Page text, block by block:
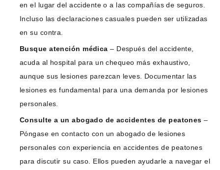
en el lugar del accidente o a las compañías de seguros.
Incluso las declaraciones casuales pueden ser utilizadas
en su contra.
Busque atención médica – Después del accidente,
acuda al hospital para un chequeo más exhaustivo,
aunque sus lesiones parezcan leves. Documentar las
lesiones es fundamental para una demanda por lesiones
personales.
Consulte a un abogado de accidentes de peatones –
Póngase en contacto con un abogado de lesiones
personales con experiencia en accidentes de peatones
para discutir su caso. Ellos pueden ayudarle a navegar el